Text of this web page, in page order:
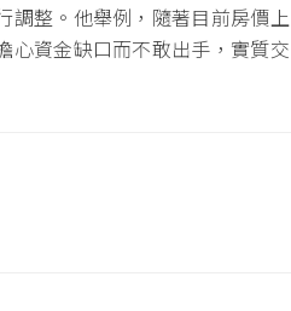
調整。他舉例，隨著目前房價上
心資金缺口而不敢出手，實質交